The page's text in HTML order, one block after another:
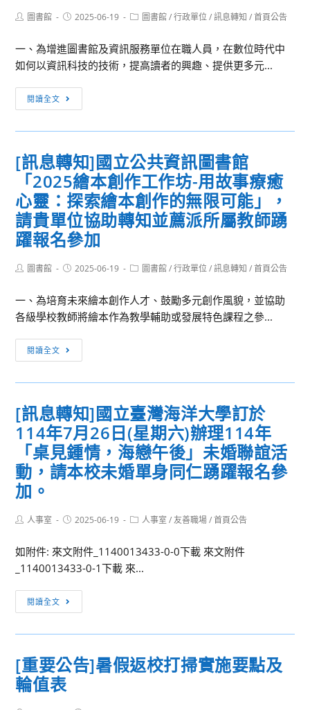
次），
查
照
並
屬
理
學
年
度
期
「數
位
科
技
輔
自
學
習
研
動，
敬
邀
貴
校
師
與。
請
惠
人
員
公
Post圖書館
Post2025-06-19
Post圖書館 / 行政單位 / 訊息轉知 / 首頁公告
一、為增進圖書館及資訊服務單位在職人員，在數位時代中
如何以資訊科技的技術，提高讀者的興趣、提供更多元...
閱讀全文
息
轉
國
立
陽
明
交
通
圖
書
訂
年
8
月
26
日
二)
至
8
28
日
四)
舉
[訊息轉知]國立公共資訊圖書館
「2025繪本創作工作坊-用故事療癒
心靈：探索繪本創作的無限可能」，
請貴單位協助轉知並薦派所屬教師踴
躍報名參加
Post圖書館
Post2025-06-19
Post圖書館 / 行政單位 / 訊息轉知 / 首頁公告
一、為培育未來繪本創作人才、鼓勵多元創作風貌，並協助
各級學校教師將繪本作為教學輔助或發展特色課程之參...
閱讀全文
息
轉
國
立
公
共
資
館
「2025
創
作
[訊息轉知]國立臺灣海洋大學訂於
114年7月26日(星期六)辦理114年
「桌見鍾情，海戀午後」未婚聯誼活
動，請本校未婚單身同仁踴躍報名參
加。
Post人事室
Post2025-06-19
Post人事室 / 友善職場 / 首頁公告
如附件: 來文附件_1140013433-0-0下載 來文附件
_1140013433-0-1下載 來...
閱讀全文
息
轉
國
[重要公告]暑假返校打掃實施要點及
輪值表